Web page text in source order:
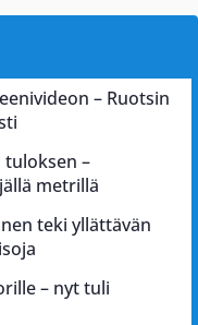
– Ruotsin
–
metrillä
teki yllättävän
– nyt tuli